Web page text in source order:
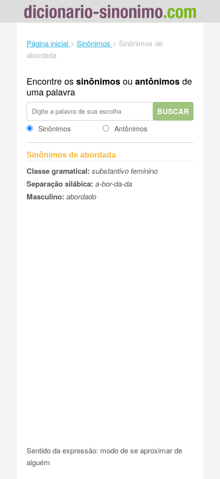
Página inicial > Sinônimos > Sinônimos de
abordada
Encontre ossinônimosou antônimosde
uma palavra
BUSCAR
Sinônimos Antônimos
Sinônimos de abordada
Classe gramatical: substantivo feminino
Separação silábica: a-bor-da-da
Masculino: abordado
Sentido da expressão: modo de se aproximar de
alguém